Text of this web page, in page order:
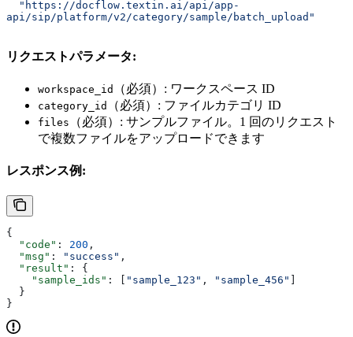
api/sip/platform/v2/category/sample/batch_upload"
リクエストパラメータ:
workspace_id （必須）: ワークスペース ID
category_id （必須）: ファイルカテゴリ ID
files
（必須）: サンプルファイル。1 回のリクエスト
で複数ファイルをアップロードできます
レスポンス例:
{
  "code"
: 200 ,
  "msg"
: "success" ,
  "result"
: {
    "sample_ids"
: [ "sample_123" , "sample_456"
  }
}